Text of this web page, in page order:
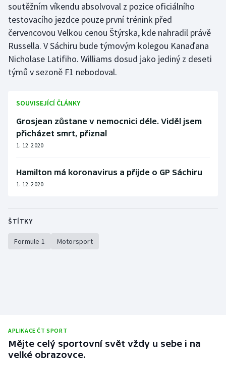
Rychlobruslení
Rychlostní kanoistika
Short track
Stolní tenis
Triatlon
Vodní slalom
soutěžním víkendu absolvoval z pozice oficiálního
testovacího jezdce pouze první trénink před
červencovou Velkou cenou Štýrska, kde nahradil právě
Russella. V Sáchiru bude týmovým kolegou Kanaďana
Nicholase Latifiho. Williams dosud jako jediný z deseti
týmů v sezoně F1 nebodoval.
SOUVISEJÍCÍ ČLÁNKY
Grosjean zůstane v nemocnici déle. Viděl jsem
přicházet smrt, přiznal
1. 12. 2020
Hamilton má koronavirus a přijde o GP Sáchiru
1. 12. 2020
ŠTÍTKY
Formule 1 Motorsport
APLIKACE ČT SPORT
Mějte celý sportovní svět vždy u sebe i na
velké obrazovce.